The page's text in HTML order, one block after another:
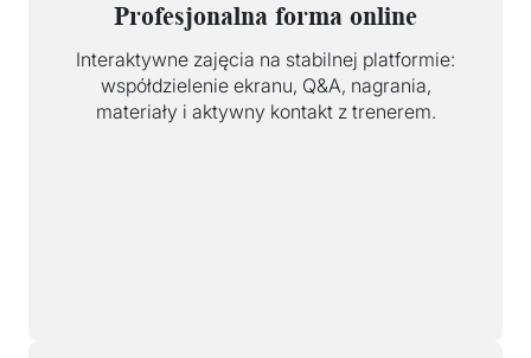
Profesjonalna forma online
Interaktywne zajęcia na stabilnej platformie:
współdzielenie ekranu, Q&A, nagrania,
materiały i aktywny kontakt z trenerem.